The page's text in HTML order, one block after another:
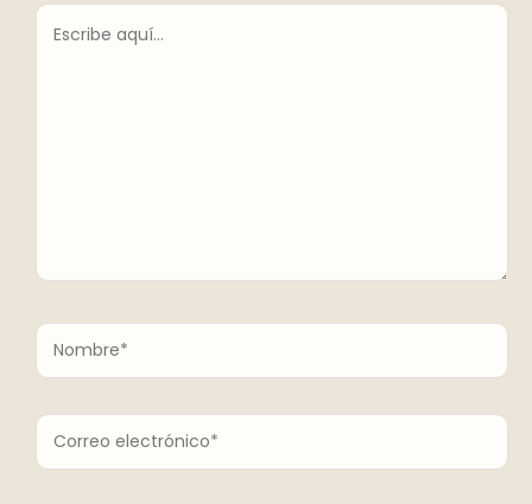
Escribe
aquí...
Nombre*
Correo
electrónico*